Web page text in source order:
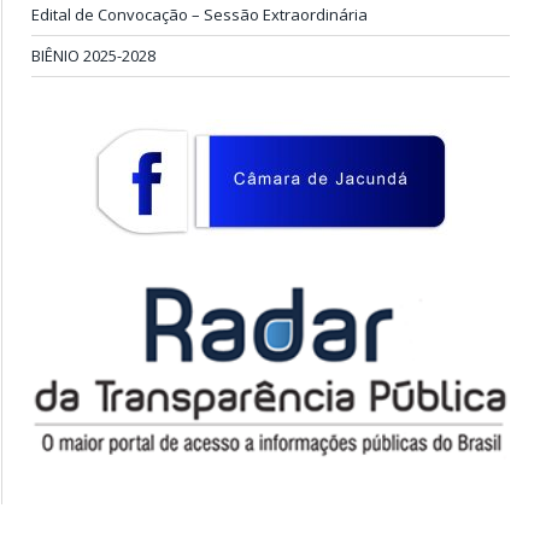
Edital de Convocação – Sessão Extraordinária
BIÊNIO 2025-2028